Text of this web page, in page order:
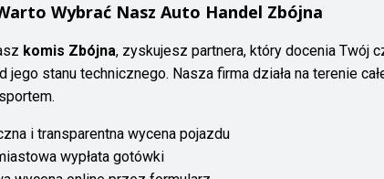
Wybrać Nasz Auto Handel Zbójna
komis Zbójna, zyskujesz partnera, który docenia Twój
jego stanu technicznego. Nasza firma działa na terenie
i transparentna wycena pojazdu
wypłata gotówki